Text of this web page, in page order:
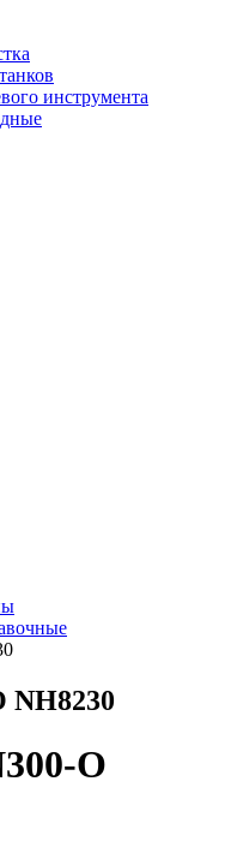
инструмента
NH8230
O